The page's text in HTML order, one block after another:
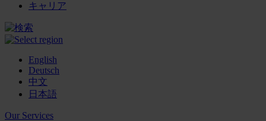
キャリア
English
Deutsch
中文
日本語
Our Services